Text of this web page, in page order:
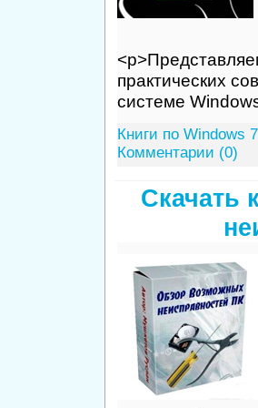
практических
системе
Книги по Windows 7
Комментарии (0)
Скачать